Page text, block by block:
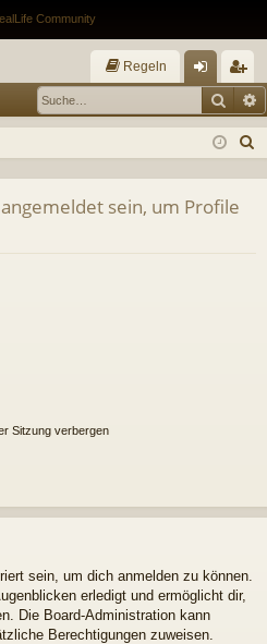
Regeln
m
eg
ist
sein, um Profile
Sitzung verbergen
sein, um dich anmelden zu können.
erledigt und ermöglicht dir,
Die Board-Administration kann
Berechtigungen zuweisen.